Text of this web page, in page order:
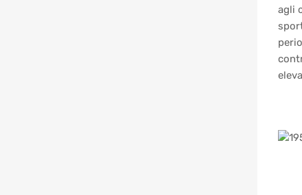
agli